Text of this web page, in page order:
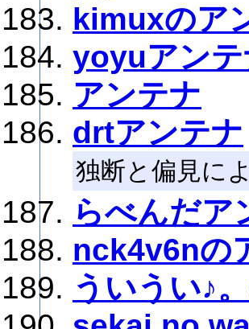
kimuxのア
yoyuアンテ
アンテナ
drtアンテナ
独断と偏見に
らべんだア
nck4v6nの
ういうい♪